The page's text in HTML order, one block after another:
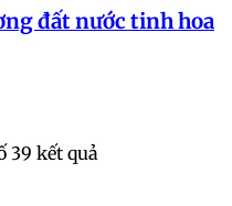
đất nước tinh hoa
39 kết quả